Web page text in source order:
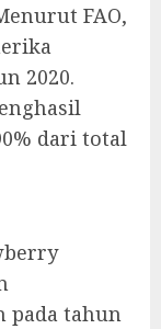
FAO,
2020.
dari total
pada tahun